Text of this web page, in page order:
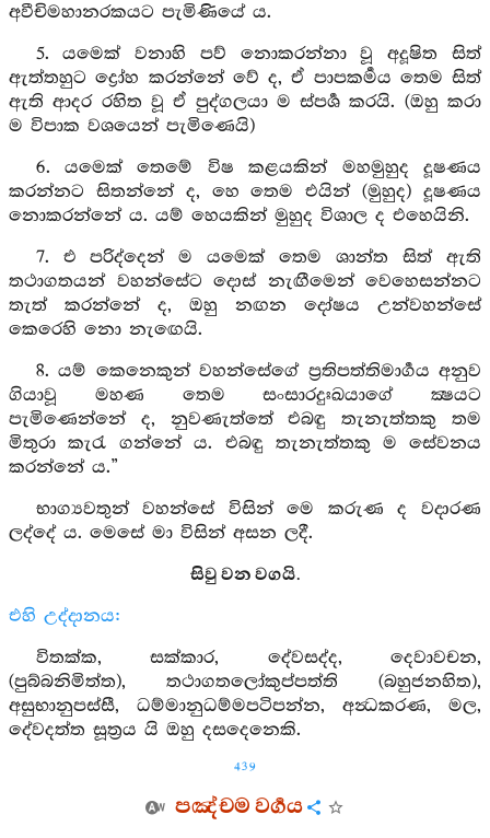
අවීචිමහානරකයට පැමිණියේ ය.
5. යමෙක් වනාහි පව් නොකරන්නා වූ අදූෂිත සිත්
ඇත්තහුට ද්‍රෝහ කරන්නේ වේ ද, ඒ පාපකර්‍මය තෙම සිත්
ඇති ආදර රහිත වූ ඒ පුද්ගලයා ම ස්පර්‍ශ කරයි. (ඔහු කරා
ම විපාක වශයෙන් පැමිණෙයි)
6. යමෙක් තෙමේ විෂ කළයකින් මහමුහුද දූෂණය
කරන්නට සිතන්නේ ද, හෙ තෙම එයින් (මුහුද) දූෂණය
නොකරන්නේ ය. යම් හෙයකින් මුහුද විශාල ද එහෙයිනි.
7. එ පරිද්දෙන් ම යමෙක් තෙම ශාන්ත සිත් ඇති
තථාගතයන් වහන්සේට දොස් නැඟීමෙන් වෙහෙසන්නට
තැත් කරන්නේ ද, ඔහු නඟන දෝෂය උන්වහන්සේ
කෙරෙහි නො නැඟෙයි.
8. යම් කෙනෙකුන් වහන්සේගේ ප්‍රතිපත්තිමාර්‍ගය අනුව
ගියාවූ මහණ තෙම සංසාරදුඃඛයාගේ ක්‍ෂයට
පැමිණෙන්නේ ද, නුවණැත්තේ එබඳු තැනැත්තකු තම
මිතුරා කැරැ ගන්නේ ය. එබඳු තැනැත්තකු ම සේවනය
කරන්නේ ය.”
භාග්‍යවතුන් වහන්සේ විසින් මෙ කරුණ ද වදාරණ
ලද්දේ ය. මෙසේ මා විසින් අසන ලදී.
සිවු වන වගයි.
එහි උද්දානය:
විතක්ක, සක්කාර, දේවසද්ද, දෙවාවචන,
(පුබ්බනිමිත්ත), තථාගතලෝකුප්පත්ති (බහුජනහිත),
අසුභානුපස්සී, ධම්මානුධම්මපටිපන්න, අන්‍ධකරණ, මල,
දේවදත්ත සූත්‍රය යි ඔහු දසදෙනෙකි.
439
පඤ්චම වර්‍ගය